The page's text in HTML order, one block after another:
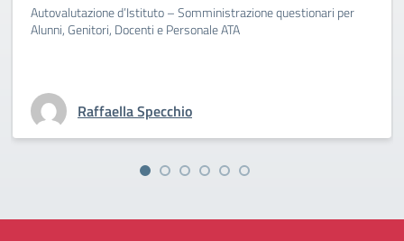
Autovalutazione d’Istituto – Somministrazione questionari per
Alunni, Genitori, Docenti e Personale ATA
Raffaella Specchio